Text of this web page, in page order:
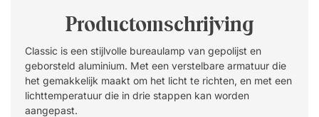
Productomschrijving
Classic is een stijlvolle bureaulamp van gepolijst en
geborsteld aluminium. Met een verstelbare armatuur die
het gemakkelijk maakt om het licht te richten, en met een
lichttemperatuur die in drie stappen kan worden
aangepast.